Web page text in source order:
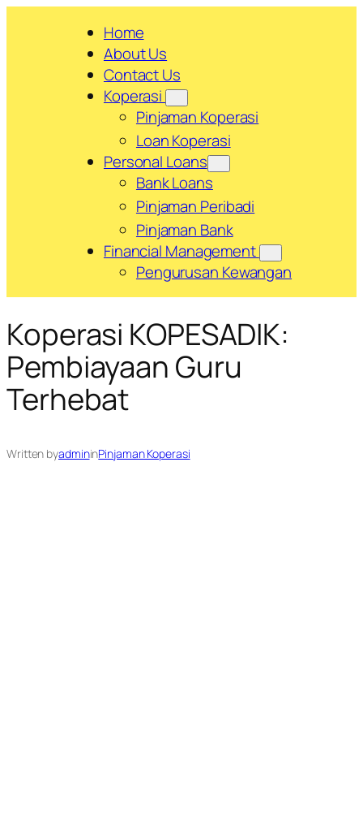
Home
About Us
Contact Us
Koperasi
Pinjaman Koperasi
Loan Koperasi
Personal Loans
Bank Loans
Pinjaman Peribadi
Pinjaman Bank
Financial Management
Pengurusan Kewangan
Koperasi KOPESADIK:
Pembiayaan Guru
Terhebat
Written byadmininPinjaman Koperasi